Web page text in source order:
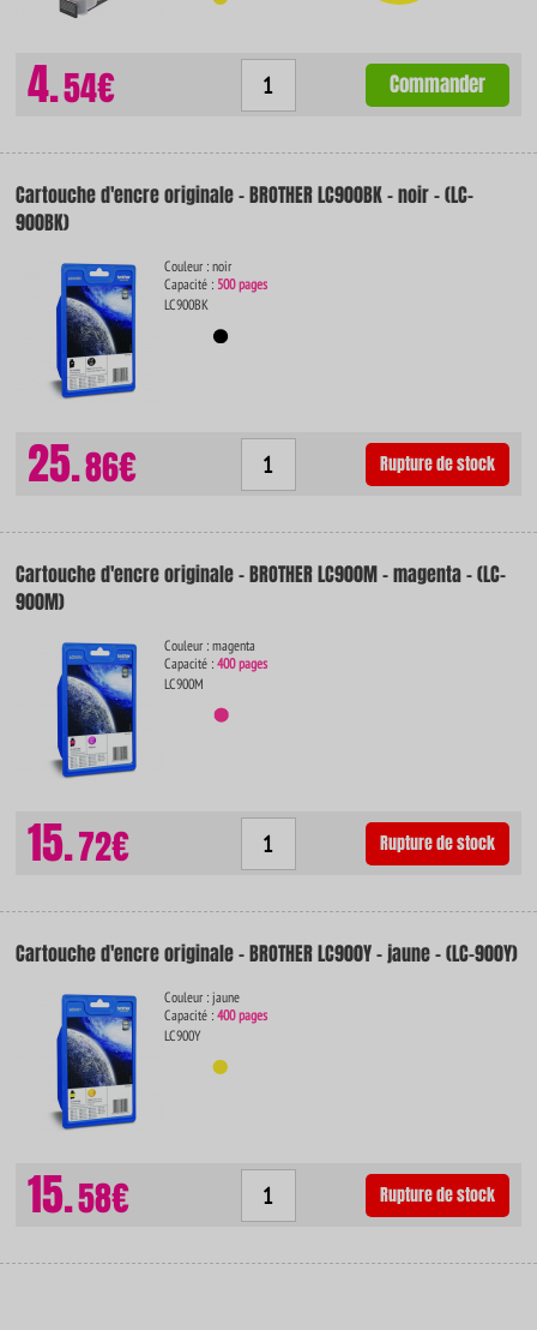
4.54€ Commander
Cartouche d'encre originale - BROTHER LC900BK - noir - (LC-
900BK)
Couleur : noir
Capacité :500 pages
LC900BK
25.86€ Rupture de stock
Cartouche d'encre originale - BROTHER LC900M - magenta - (LC-
900M)
Couleur : magenta
Capacité :400 pages
LC900M
15.72€ Rupture de stock
Cartouche d'encre originale - BROTHER LC900Y - jaune - (LC-900Y)
Couleur : jaune
Capacité :400 pages
LC900Y
15.58€ Rupture de stock